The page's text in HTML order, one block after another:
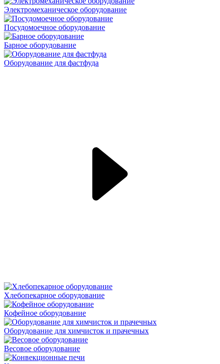
Электромеханическое оборудование
Посудомоечное оборудование
Барное оборудование
Оборудование для фастфуда
Хлебопекарное оборудование
Кофейное оборудование
Оборудование для химчисток и прачечных
Весовое оборудование